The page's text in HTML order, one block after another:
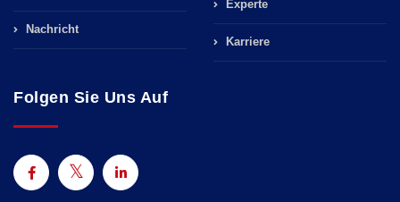
Nachricht
Experte
Karriere
Folgen Sie Uns Auf